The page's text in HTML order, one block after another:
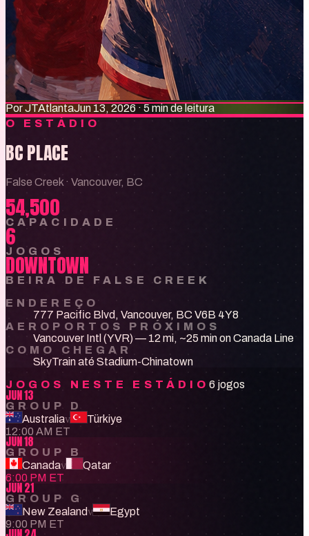
PorJTAtlantaJun 13, 2026 · 5 min de leitura
O ESTÁDIO
BC PLACE
False Creek · Vancouver, BC
54,500
CAPACIDADE
6
JOGOS
DOWNTOWN
BEIRA DE FALSE CREEK
ENDEREÇO
777 Pacific Blvd, Vancouver, BC V6B 4Y8
AEROPORTOS PRÓXIMOS
Vancouver Intl (YVR) — 12 mi, ~25 min on Canada Line
COMO CHEGAR
SkyTrain até Stadium-Chinatown
JOGOS NESTE ESTÁDIO6 jogos
JUN 13
GROUP D
Australiav
Türkiye
12:00 AM ET
JUN 18
GROUP B
Canadav
Qatar
6:00 PM ET
JUN 21
GROUP G
New Zealandv
Egypt
9:00 PM ET